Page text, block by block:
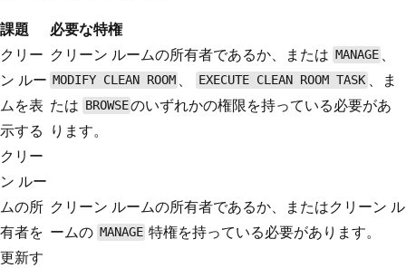
課題
必要な特権
クリー
ン ルー
ムを表
示する
クリーン ルームの所有者であるか、または MANAGE 、
MODIFY CLEAN ROOM 、 EXECUTE CLEAN ROOM TASK 、ま
たは BROWSEのいずれかの権限を持っている必要があ
ります。
クリー
ン ルー
ムの所
有者を
更新す
クリーン ルームの所有者であるか、またはクリーン ル
ームの MANAGE 特権を持っている必要があります。